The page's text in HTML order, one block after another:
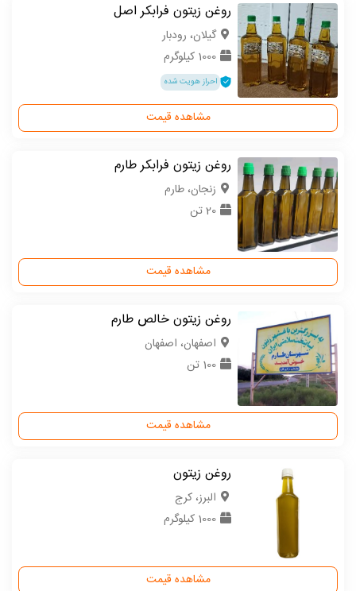
روغن زیتون فرابکر اصل
گیلان، رودبار
1000 کیلوگرم
احراز هویت شده
مشاهده قیمت
روغن زیتون فرابکر طارم
زنجان، طارم
20 تن
مشاهده قیمت
روغن زیتون خالص طارم
اصفهان، اصفهان
100 تن
مشاهده قیمت
روغن زیتون
البرز، کرج
1000 کیلوگرم
مشاهده قیمت